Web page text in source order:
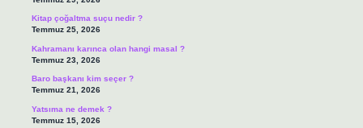
Kitap çoğaltma suçu nedir ?
Temmuz 25, 2026
Kahramanı karınca olan hangi masal ?
Temmuz 23, 2026
Baro başkanı kim seçer ?
Temmuz 21, 2026
Yatsıma ne demek ?
Temmuz 15, 2026